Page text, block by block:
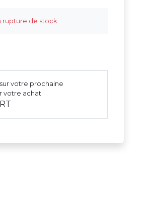
rupture de stock
sur votre prochaine
votre achat